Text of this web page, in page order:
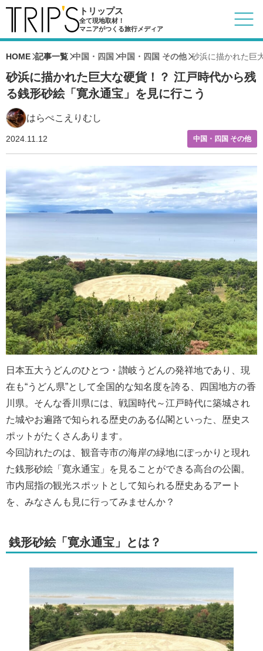
トリップス
全て現地取材！
マニアがつくる旅行メディア
HOME 記事一覧 中国・四国 中国・四国 その他 砂浜に描かれた巨
砂浜に描かれた巨大な硬貨！？ 江戸時代から残
る銭形砂絵「寛永通宝」を見に行こう
はらぺこえりむし
中国・四国 その他
2024.11.12
日本五大うどんのひとつ・讃岐うどんの発祥地であり、現
在も“うどん県”として全国的な知名度を誇る、四国地方の香
川県。そんな香川県には、戦国時代～江戸時代に築城され
た城やお遍路で知られる歴史のある仏閣といった、歴史ス
ポットがたくさんあります。
今回訪れたのは、観音寺市の海岸の緑地にぽっかりと現れ
た銭形砂絵「寛永通宝」を見ることができる高台の公園。
市内屈指の観光スポットとして知られる歴史あるアート
を、みなさんも見に行ってみませんか？
銭形砂絵「寛永通宝」とは？